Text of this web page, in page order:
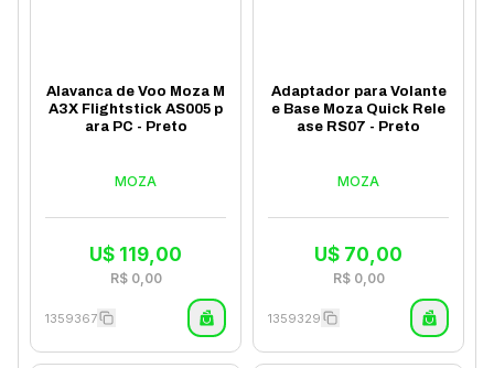
Alavanca de Voo Moza M
A3X Flightstick AS005 p
ara PC - Preto
MOZA
U$ 119,00
R$ 0,00
1359367
Adaptador para Volante
e Base Moza Quick Rele
ase RS07 - Preto
MOZA
U$ 70,00
R$ 0,00
1359329